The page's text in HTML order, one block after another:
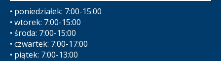
• poniedziałek: 7:00-15:00
• wtorek: 7:00-15:00
• środa: 7:00-15:00
• czwartek: 7:00-17:00
• piątek: 7:00-13:00